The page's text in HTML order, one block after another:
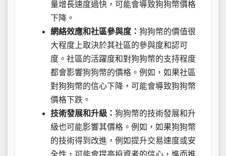
量增長速度過快，可能會導致狗狗幣價格
下降。
網絡效應和社區參與度： 狗狗幣的價值很
大程度上取決於其社區的參與度和認可
度。社區的活躍度和對狗狗幣的支持程度
都會影響狗狗幣的價格。例如，如果社區
對狗狗幣的信心下降，可能會導致狗狗幣
價格下跌。
技術發展和升級： 狗狗幣的技術發展和升
級也可能影響其價格。例如，如果狗狗幣
的技術得到改進，例如提升交易速度或安
全性，可能會提高投資者的信心，進而推